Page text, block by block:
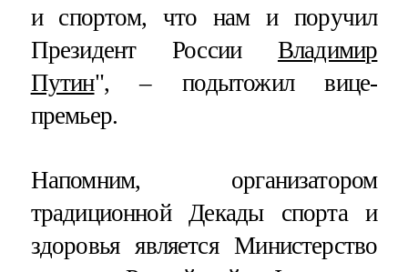
и спортом, что нам и поручил
Президент России Владимир
Путин", – подытожил вице-
премьер.
Напомним, организатором
традиционной Декады спорта и
здоровья является Министерство